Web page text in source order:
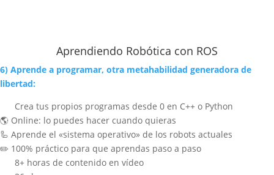
Aprendiendo Robótica con ROS
6) Aprende a programar, otra metahabilidad generadora de
libertad:
Crea tus propios programas desde 0 en C++ o Python
🌎 Online: lo puedes hacer cuando quieras
🦾 Aprende el «sistema operativo» de los robots actuales
✏️ 100% práctico para que aprendas paso a paso
8+ horas de contenido en vídeo